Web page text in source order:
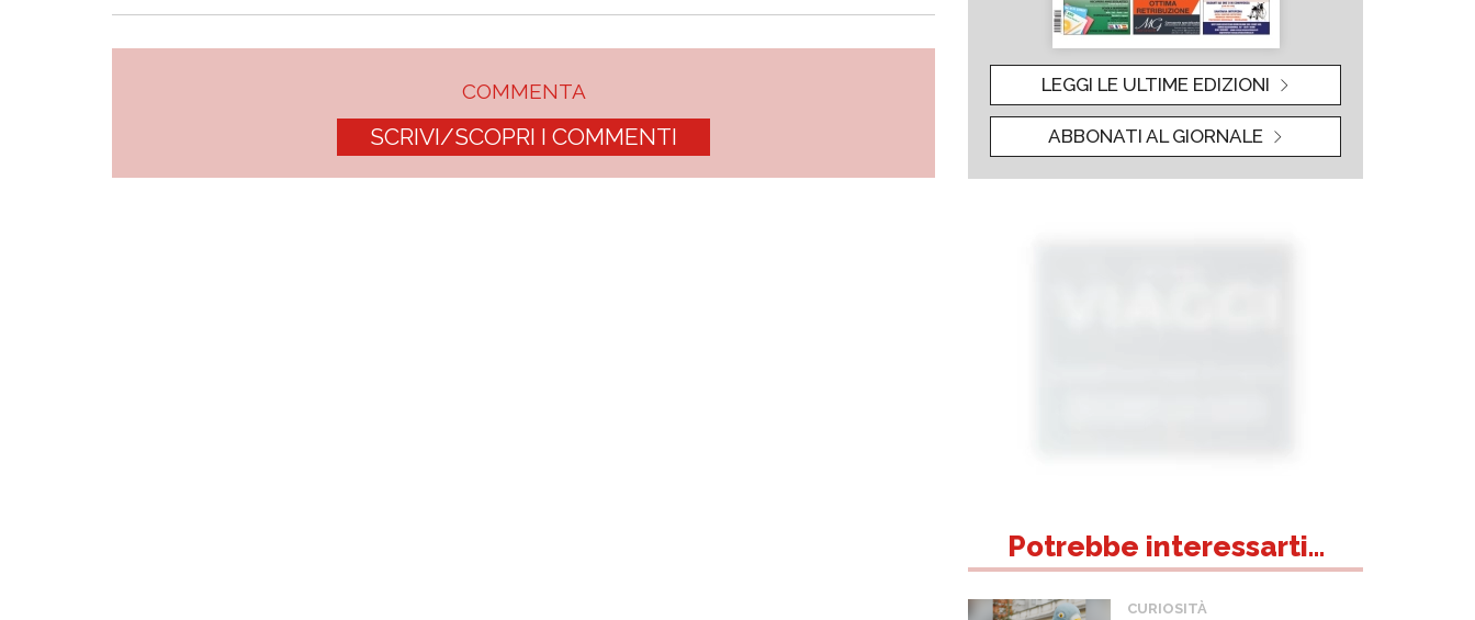
COMMENTA
SCRIVI/SCOPRI I COMMENTI
LEGGI LE ULTIME EDIZIONI
ABBONATI AL GIORNALE
Potrebbe interessarti...
CURIOSITÀ